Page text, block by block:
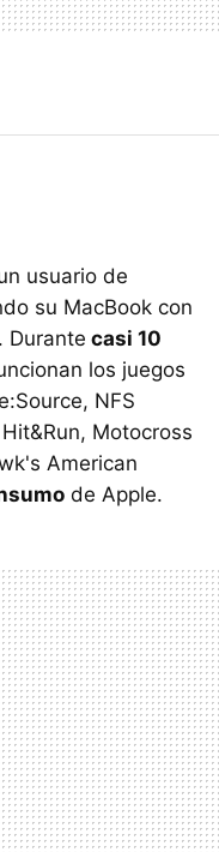
usuario de
su MacBook con
Durante casi 10
los juegos
NFS
Motocross
American
de Apple.